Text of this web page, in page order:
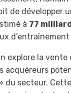
de développer
à 77
d’entraînement
explore la
acquéreurs
du secteur.